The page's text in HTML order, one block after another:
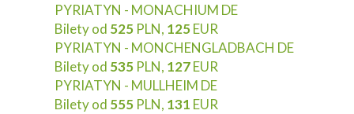
PYRIATYN - MONACHIUM DE
Bilety od 525 PLN, 125EUR
PYRIATYN - MONCHENGLADBACH DE
Bilety od 535 PLN, 127EUR
PYRIATYN - MULLHEIM DE
Bilety od 555 PLN, 131 EUR